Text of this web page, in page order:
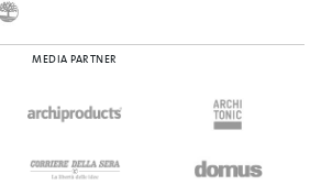
MEDIA PARTNER